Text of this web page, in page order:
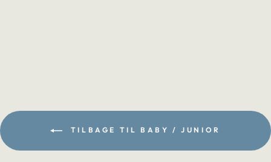
TILBAGE TIL BABY / JUNIOR